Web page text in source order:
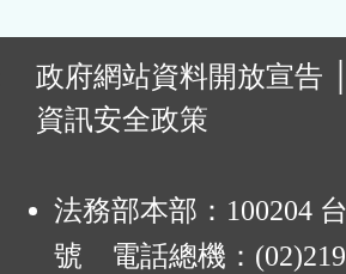
政府網站資料開放宣告
資訊安全政策
法務部本部：100204
號 電話總機：